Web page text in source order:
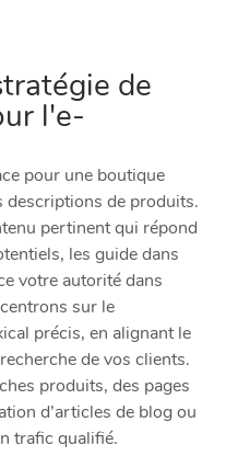
de
l'e-
pour une boutique
descriptions de produits.
pertinent qui répond
les guide dans
votre autorité dans
sur le
précis, en alignant le
de vos clients.
produits, des pages
d’articles de blog ou
trafic qualifié.